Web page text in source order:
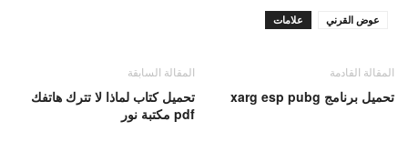
علامات عوض القرني
المقالة السابقة
تحميل كتاب لماذا لا تترك هاتفك
pdf مكتبة نور
المقالة القادمة
تحميل برنامج xarg esp pubg